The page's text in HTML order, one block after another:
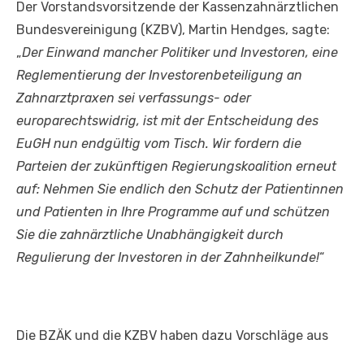
Der Vorstandsvorsitzende der Kassenzahnärztlichen
Bundesvereinigung (KZBV), Martin Hendges, sagte:
„Der Einwand mancher Politiker und Investoren, eine
Reglementierung der Investorenbeteiligung an
Zahnarztpraxen sei verfassungs- oder
europarechtswidrig, ist mit der Entscheidung des
EuGH nun endgültig vom Tisch. Wir fordern die
Parteien der zukünftigen Regierungskoalition erneut
auf: Nehmen Sie endlich den Schutz der Patientinnen
und Patienten in Ihre Programme auf und schützen
Sie die zahnärztliche Unabhängigkeit durch
Regulierung der Investoren in der Zahnheilkunde!“
Die BZÄK und die KZBV haben dazu Vorschläge aus